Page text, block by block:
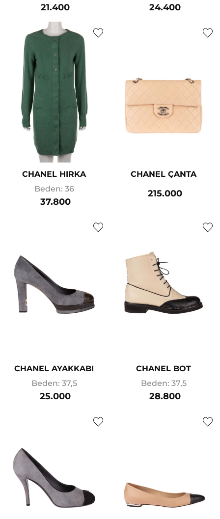
21.400 24.400
CHANEL HIRKA
Beden: 36
37.800
CHANEL ÇANTA
215.000
CHANEL AYAKKABI
Beden: 37,5
25.000
CHANEL BOT
Beden: 37,5
28.800